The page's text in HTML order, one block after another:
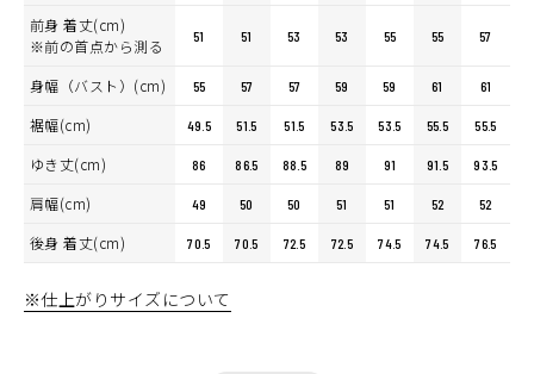
前身 着丈(cm)
※前の首点から測る
51 51 53 53 55 55 57
身幅（バスト）(cm) 55 57 57 59 59 61 61
裾幅(cm) 49.5 51.5 51.5 53.5 53.5 55.5 55.5
ゆき丈(cm) 86 86.5 88.5 89 91 91.5 93.5
肩幅(cm) 49 50 50 51 51 52 52
後身 着丈(cm) 70.5 70.5 72.5 72.5 74.5 74.5 76.5
※仕上がりサイズについて